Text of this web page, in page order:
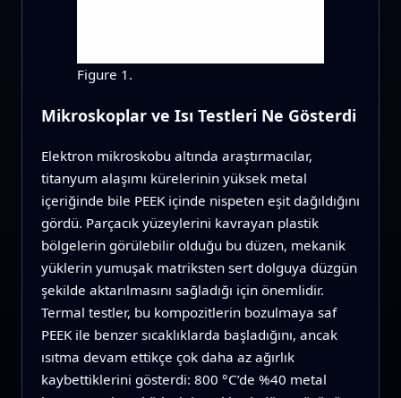
Figure 1.
Mikroskoplar ve Isı Testleri Ne Gösterdi
Elektron mikroskobu altında araştırmacılar,
titanyum alaşımı kürelerinin yüksek metal
içeriğinde bile PEEK içinde nispeten eşit dağıldığını
gördü. Parçacık yüzeylerini kavrayan plastik
bölgelerin görülebilir olduğu bu düzen, mekanik
yüklerin yumuşak matriksten sert dolguya düzgün
şekilde aktarılmasını sağladığı için önemlidir.
Termal testler, bu kompozitlerin bozulmaya saf
PEEK ile benzer sıcaklıklarda başladığını, ancak
ısıtma devam ettikçe çok daha az ağırlık
kaybettiklerini gösterdi: 800 °C’de %40 metal